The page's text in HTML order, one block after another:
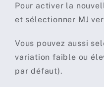
Pour activer la
et sélectionner MJ
Vous pouvez aussi
variation faible ou
par défaut).